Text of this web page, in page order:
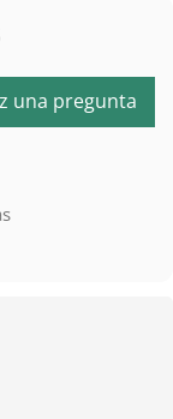
una pregunta